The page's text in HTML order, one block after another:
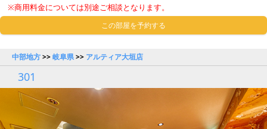
※商用料金については別途ご相談となります。
この部屋を予約する
中部地方>>岐阜県>> アルティア大垣店
301